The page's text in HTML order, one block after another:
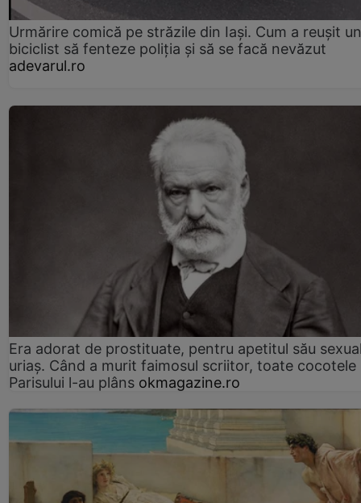
Urmărire comică pe străzile din Iași. Cum a reușit un
biciclist să fenteze poliția și să se facă nevăzut
adevarul.ro
Era adorat de prostituate, pentru apetitul său
uriaș. Când a murit faimosul scriitor, toate cocotele
Parisului l-au plâns okmagazine.ro